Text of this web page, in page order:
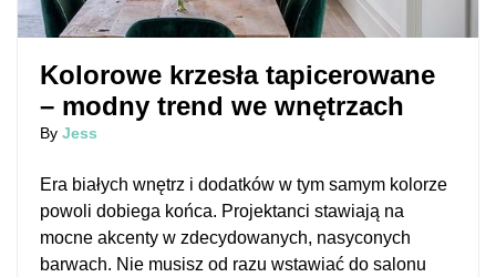
Kolorowe krzesła tapicerowane
– modny trend we wnętrzach
By Jess
Era białych wnętrz i dodatków w tym samym kolorze
powoli dobiega końca. Projektanci stawiają na
mocne akcenty w zdecydowanych, nasyconych
barwach. Nie musisz od razu wstawiać do salonu